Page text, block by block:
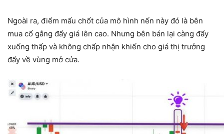
Ngoài ra, điểm mấu chốt của mô hình nến này đó là bên
mua cố gắng đẩy giá lên cao. Nhưng bên bán lại càng đẩy
xuống thấp và không chấp nhận khiến cho giá thị trưởng
đẩy về vùng mở cửa.